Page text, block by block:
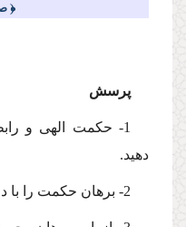
﴿
پرسش
1- حكمت الهى و
دهید.
2- برهان حكمت را با دو تقریر، بیان كنید.